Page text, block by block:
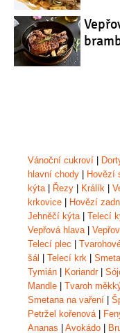
Vánoční cukroví |
hlavní chody | Hovězí
kýta | Řezy | Králík |
krkovice | Hovězí
Jehněčí kýta | Telecí
Vepřová hlava |
Telecí plec |
šál | Telecí krk |
Tymián | Koriandr|
Mandle | Tvaroh
Smetana na vaření |
Petržel kořenová |
Ananas | Avokádo |